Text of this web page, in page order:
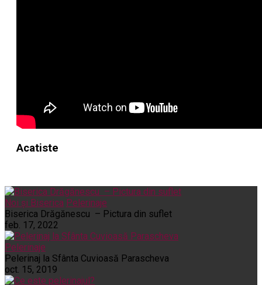
Acatiste
Noi și Biserica Pelerinaje
Biserica Drăgănescu – Pictura din suflet
feb. 17, 2022
Pelerinaje
Pelerinaj la Sfânta Cuvioasă Parascheva
oct. 15, 2019